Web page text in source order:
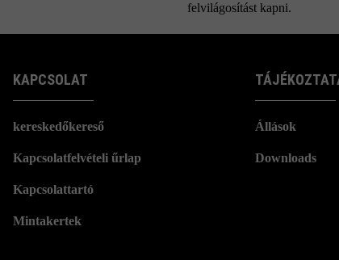
felvilágosítást kapni.
KAPCSOLAT
kereskedőkereső
Kapcsolatfelvételi űrlap
Kapcsolattartó
Mintakertek
Állások
Downloads